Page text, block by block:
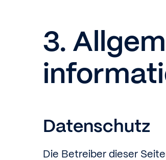
3.
Datenschutz
Die Betreiber dieser